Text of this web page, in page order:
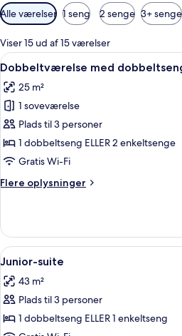
Tilgængelige
filtre
for
værelser
Alle værelser 1 seng 2 senge 3+ senge
Viser 15 ud af 15 værelser
Indlæs
alle
billeder
af
Dobbeltværelse
med
dobbeltseng
2
Et
7
Dobbeltværelse med
25 m²
1 soveværelse
Plads til 3 personer
1 dobbeltseng ELLER 2 enkeltsenge
Gratis Wi-Fi
Flere oplysninger
Flere
med
dobbeltseng
eller
enkeltsenge
Indlæs
alle
billeder
af
Junior-
Et
6
Junior-suite
43 m²
Plads til 3 personer
1 dobbeltseng ELLER 1 enkeltseng